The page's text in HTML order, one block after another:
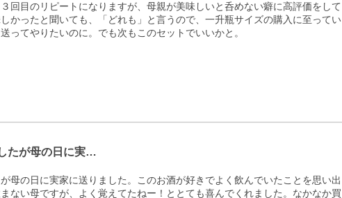
回目のリピートになりますが、母親が美味しいと呑めない癖に高評価をして
かったと聞いても、「どれも」と言うので、一升瓶サイズの購入に至ってい
ってやりたいのに。でも次もこのセットでいいかと。
たが母の日に実…
母の日に実家に送りました。このお酒が好きでよく飲んでいたことを思い出
ない母ですが、よく覚えてたねー！ととても喜んでくれました。なかなか買